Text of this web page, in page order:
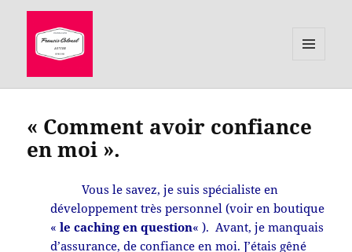
WIDGETS
« Comment avoir confiance
en moi ».
Vous le savez, je suis spécialiste en
développement très personnel (voir en boutique
«le caching en question« ). Avant, je manquais
d’assurance, de confiance en moi. J’étais gêné